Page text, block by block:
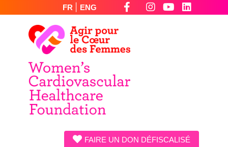
FR ENG
FAIRE UN DON DÉFISCALISÉ